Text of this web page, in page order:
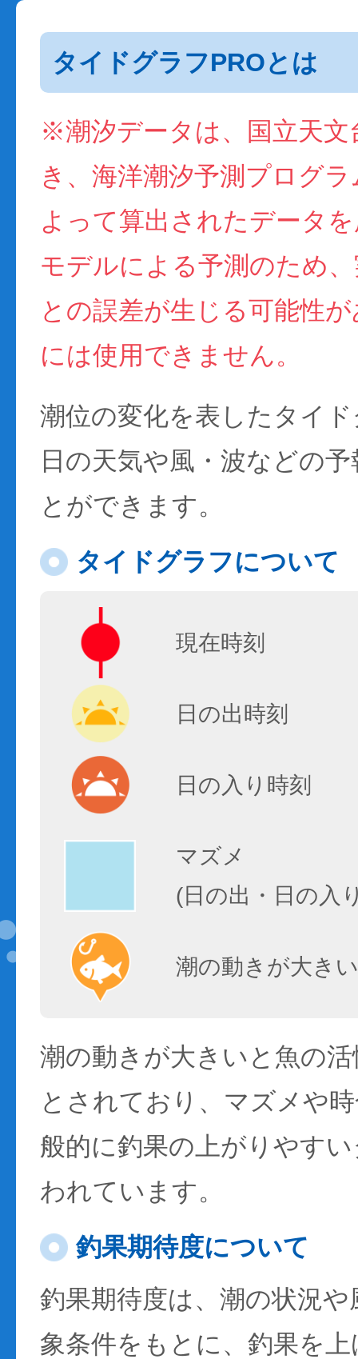
タイドグラフPROとは
※潮汐データは、国立天文
き、海洋潮汐予測プログ
よって算出されたデータ
モデルによる予測のため
との誤差が生じる可能性
には使用できません。
潮位の変化を表したタイ
日の天気や風・波などの
とができます。
タイドグラフについて
現在時刻
日の出時刻
日の入り時刻
マズメ
(日の出・日の入
潮の動きが大き
潮の動きが大きいと魚の
とされており、マズメや
般的に釣果の上がりやす
われています。
釣果期待度について
釣果期待度は、潮の状況
象条件をもとに、釣果を